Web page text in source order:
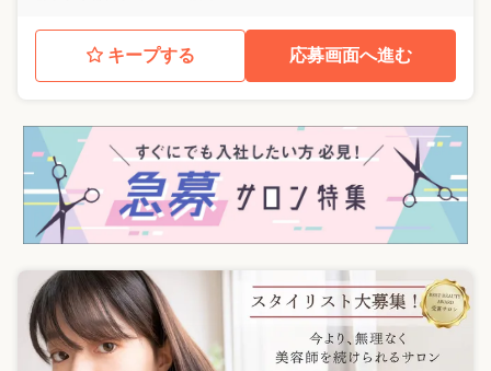
キープする 応募画面へ進む